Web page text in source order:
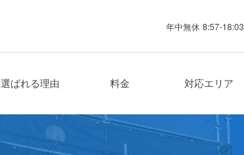
年中無休 8:57-18:03
選ばれる理由 料金 対応エリア